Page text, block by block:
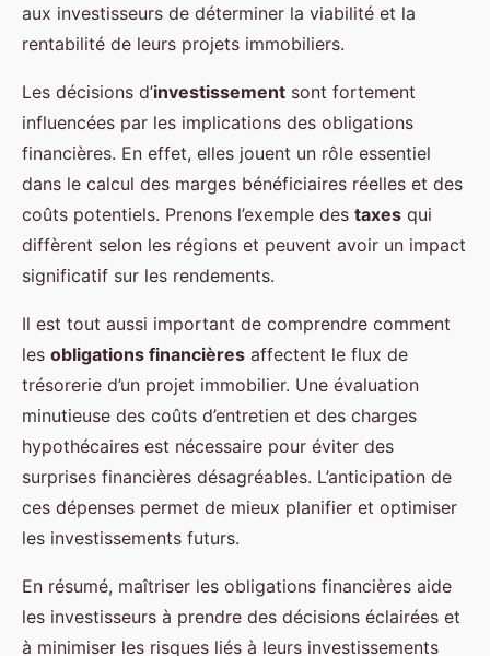
aux investisseurs de déterminer la viabilité et la
rentabilité de leurs projets immobiliers.
Les décisions d’investissement sont fortement
influencées par les implications des obligations
financières. En effet, elles jouent un rôle essentiel
dans le calcul des marges bénéficiaires réelles et des
coûts potentiels. Prenons l’exemple des taxes qui
diffèrent selon les régions et peuvent avoir un impact
significatif sur les rendements.
Il est tout aussi important de comprendre comment
les obligations financières affectent le flux de
trésorerie d’un projet immobilier. Une évaluation
minutieuse des coûts d’entretien et des charges
hypothécaires est nécessaire pour éviter des
surprises financières désagréables. L’anticipation de
ces dépenses permet de mieux planifier et optimiser
les investissements futurs.
En résumé, maîtriser les obligations financières aide
les investisseurs à prendre des décisions éclairées et
à minimiser les risques liés à leurs investissements